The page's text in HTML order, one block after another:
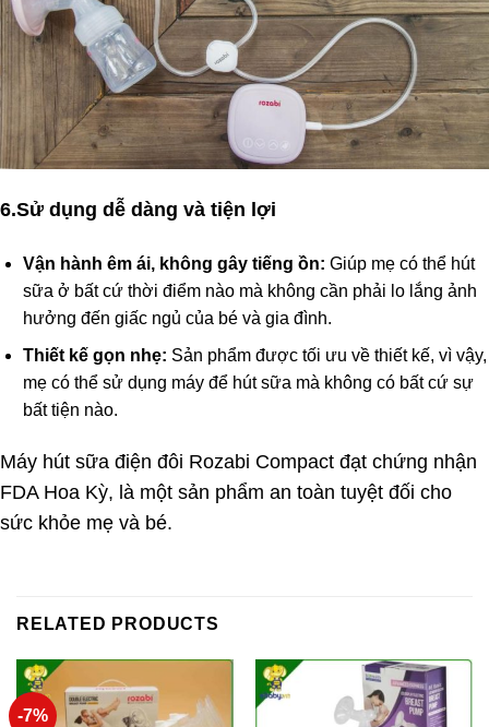
6.Sử dụng dễ dàng và tiện lợi
Vận hành êm ái, không gây tiếng ồn: Giúp mẹ có thể hút
sữa ở bất cứ thời điểm nào mà không cần phải lo lắng ảnh
hưởng đến giấc ngủ của bé và gia đình.
Thiết kế gọn nhẹ: Sản phẩm được tối ưu về thiết kế, vì vậy,
mẹ có thể sử dụng máy để hút sữa mà không có bất cứ sự
bất tiện nào.
Máy hút sữa điện đôi Rozabi Compact đạt chứng nhận
FDA Hoa Kỳ, là một sản phẩm an toàn tuyệt đối cho
sức khỏe mẹ và bé.
RELATED PRODUCTS
-7%